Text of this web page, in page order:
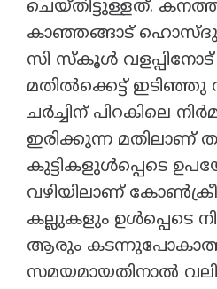
ചെയ്തിട്ടുള്ളത്.
കാഞ്ഞങ്ങാട്
സി സ്കൂൾ വളപ്പിനോട്
മതിൽക്കെട്ട്
ചർച്ചിന് പിറകിലെ
ഇരിക്കുന്ന
കുട്ടികളുൾപ്പെടെ
വഴിയിലാണ്
കല്ലുകളും ഉൾപ്പെടെ
ആരും
സമയമായതിനാൽ